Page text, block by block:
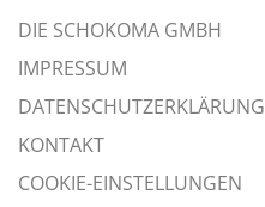
DIE SCHOKOMA GMBH
IMPRESSUM
DATENSCHUTZERKLÄRUNG
KONTAKT
COOKIE-EINSTELLUNGEN